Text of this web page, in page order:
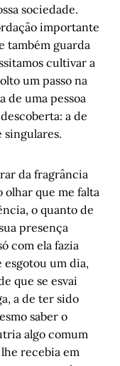
15
Santi
é a geração
Fachel
, por Marlon
Sergio Faraco
2, por
II, Marlon
da saudade
Quenard
holocausto
sociedade.
importante
também guarda
cultivar a
um passo na
de uma pessoa
a de
singulares.
da fragrância
olhar que me falta
o quanto de
presença
com ela fazia
esgotou um dia,
que se esvai
a de ter sido
saber o
algo comum
recebia em